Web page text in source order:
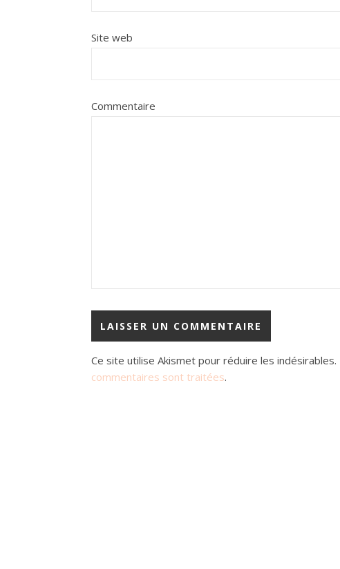
Site web
Commentaire
Ce site utilise Akismet pour réduire les indésirables.
commentaires sont traitées.